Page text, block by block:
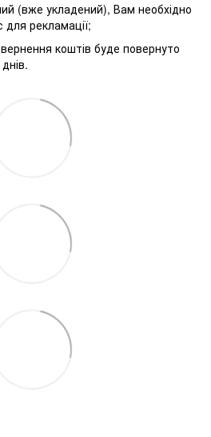
(вже укладений), Вам необхідно
рекламації;
коштів буде повернуто